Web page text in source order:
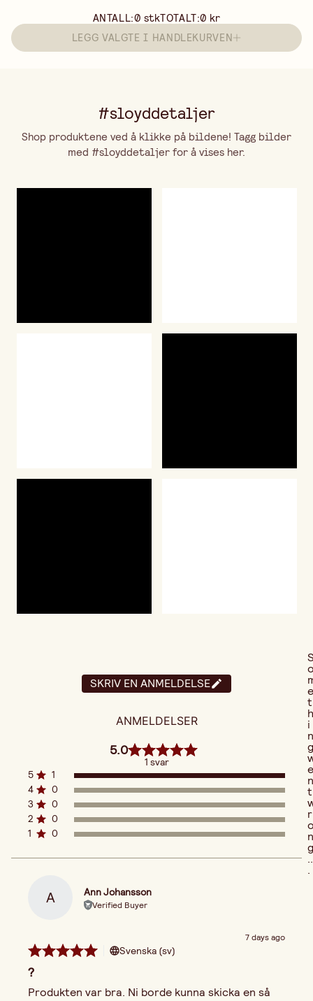
ANTALL:0 stkTOTALT:0 kr
LEGG VALGTE I HANDLEKURVEN
#sloyddetaljer
Shop produktene ved å klikke på bildene! Tagg bilder
med #sloyddetaljer for å vises her.
SKRIV EN ANMELDELSE
ANMELDELSER
5.0
1 svar
5
1
4
0
3
0
2
0
1
0
A Ann Johansson
Verified Buyer
7 days ago
Svenska (sv)
?
Produkten var bra. Ni borde kunna skicka en så
e
t
h
i
n
g
e
n
t
r
n
g
..
.